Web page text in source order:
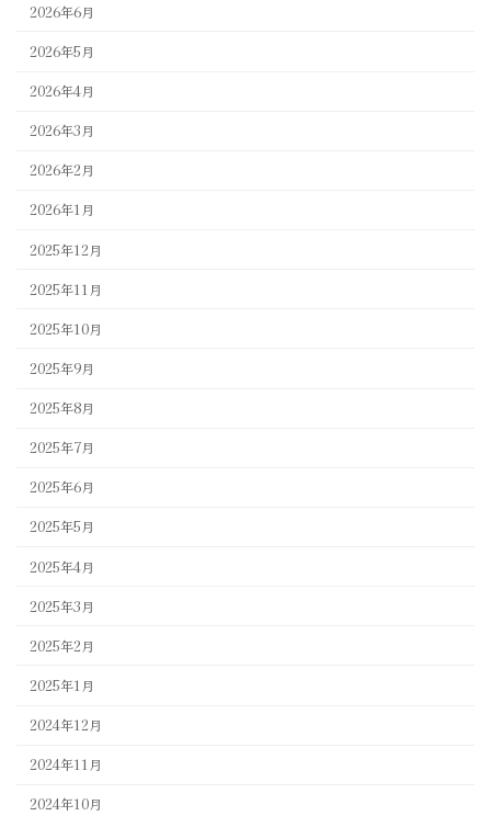
2026年6月
2026年5月
2026年4月
2026年3月
2026年2月
2026年1月
2025年12月
2025年11月
2025年10月
2025年9月
2025年8月
2025年7月
2025年6月
2025年5月
2025年4月
2025年3月
2025年2月
2025年1月
2024年12月
2024年11月
2024年10月